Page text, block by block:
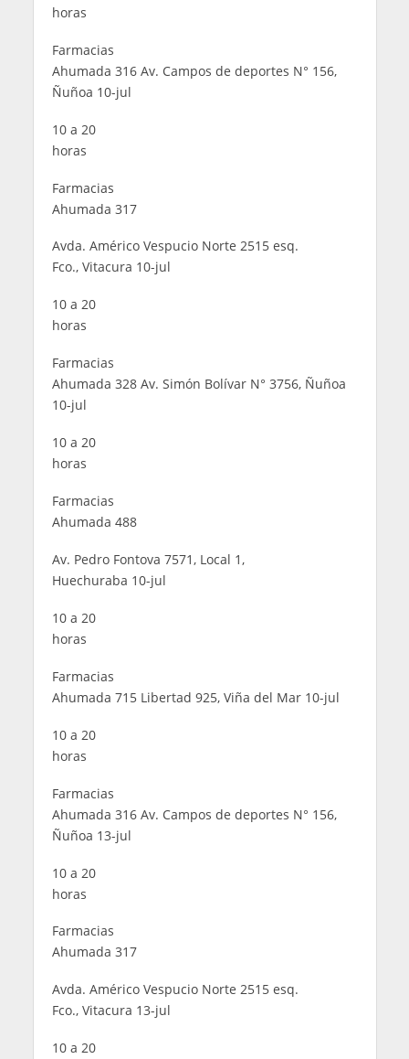
horas
Farmacias
Ahumada 316 Av. Campos de deportes N° 156,
Ñuñoa 10-jul
10 a 20
horas
Farmacias
Ahumada 317
Avda. Américo Vespucio Norte 2515 esq.
Fco., Vitacura 10-jul
10 a 20
horas
Farmacias
Ahumada 328 Av. Simón Bolívar N° 3756, Ñuñoa
10-jul
10 a 20
horas
Farmacias
Ahumada 488
Av. Pedro Fontova 7571, Local 1,
Huechuraba 10-jul
10 a 20
horas
Farmacias
Ahumada 715 Libertad 925, Viña del Mar 10-jul
10 a 20
horas
Farmacias
Ahumada 316 Av. Campos de deportes N° 156,
Ñuñoa 13-jul
10 a 20
horas
Farmacias
Ahumada 317
Avda. Américo Vespucio Norte 2515 esq.
Fco., Vitacura 13-jul
10 a 20